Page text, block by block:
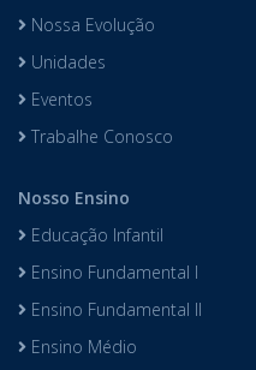
Nossa Evolução
Unidades
Eventos
Trabalhe Conosco
Nosso Ensino
Educação Infantil
Ensino Fundamental I
Ensino Fundamental II
Ensino Médio